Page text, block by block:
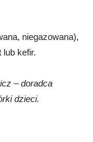
niegazowana),
lub kefir.
–doradca
dzieci.